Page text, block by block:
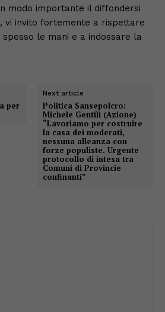
modo importante il diffondersi
vi invito fortemente a rispettare
le mani e a indossare la
per
Next article
Politica Sansepolcro:
Michele Gentili (Azione)
“Lavoriamo per costruire
la casa dei moderati,
nessuna alleanza con
forze populiste. Urgente
protocollo di intesa tra
Comuni di Provincie
confinanti”